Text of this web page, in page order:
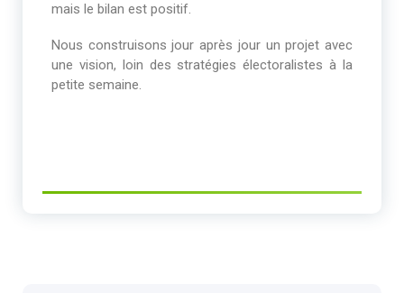
mais le bilan est positif.
Nous construisons jour après jour un projet avec
une vision, loin des stratégies électoralistes à la
petite semaine.